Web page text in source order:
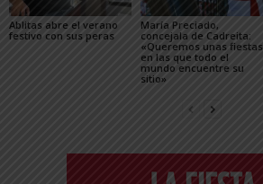
Ablitas abre el verano
festivo con sus peras
María Preciado,
concejala de Cadreita:
«Queremos unas fiestas
en las que todo el
mundo encuentre su
sitio»